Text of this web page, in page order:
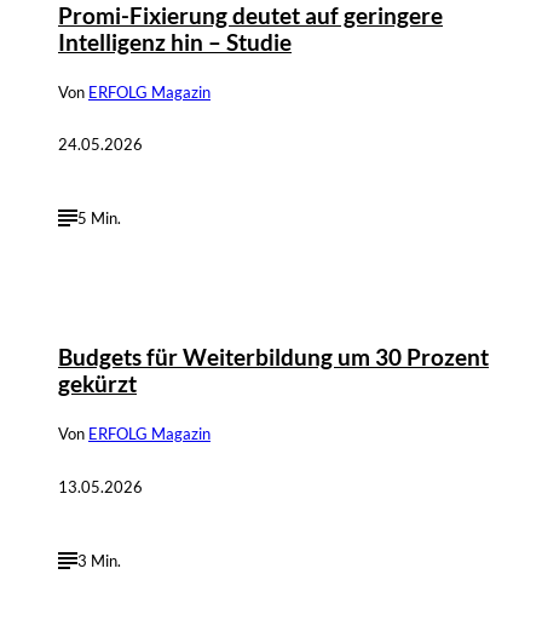
Promi-Fixierung deutet auf geringere
Intelligenz hin – Studie
Von ERFOLG Magazin
24.05.2026
5 Min.
Budgets für Weiterbildung um 30 Prozent
gekürzt
Von ERFOLG Magazin
13.05.2026
3 Min.